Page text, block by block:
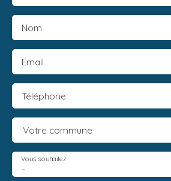
Nom
Email
Téléphone
Votre commune
-
Vous souhaitez